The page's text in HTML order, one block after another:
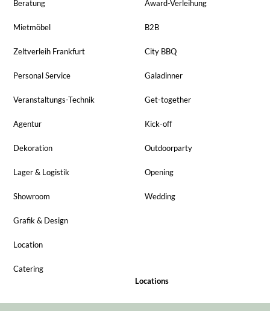
Beratung
Mietmöbel
Zeltverleih Frankfurt
Personal Service
Veranstaltungs-Technik
Agentur
Dekoration
Lager & Logistik
Showroom
Grafik & Design
Location
Catering
Award-Verleihung
B2B
City BBQ
Galadinner
Get-together
Kick-off
Outdoorparty
Opening
Wedding
Locations